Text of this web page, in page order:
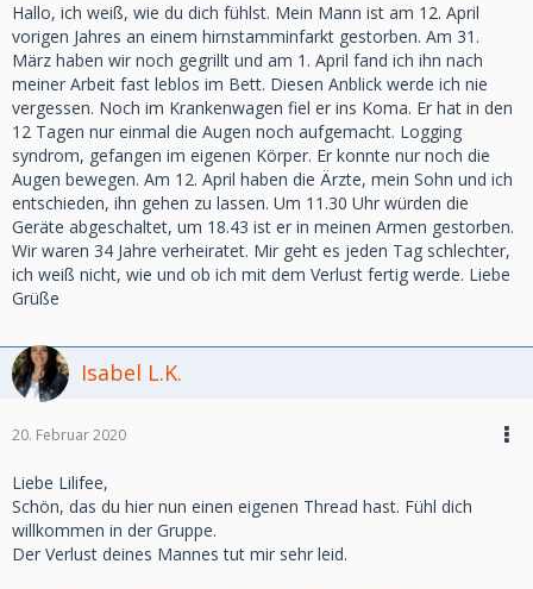
Hallo, ich weiß, wie du dich fühlst. Mein Mann ist am 12. April
vorigen Jahres an einem hirnstamminfarkt gestorben. Am 31.
März haben wir noch gegrillt und am 1. April fand ich ihn nach
meiner Arbeit fast leblos im Bett. Diesen Anblick werde ich nie
vergessen. Noch im Krankenwagen fiel er ins Koma. Er hat in den
12 Tagen nur einmal die Augen noch aufgemacht. Logging
syndrom, gefangen im eigenen Körper. Er konnte nur noch die
Augen bewegen. Am 12. April haben die Ärzte, mein Sohn und ich
entschieden, ihn gehen zu lassen. Um 11.30 Uhr würden die
Geräte abgeschaltet, um 18.43 ist er in meinen Armen gestorben.
Wir waren 34 Jahre verheiratet. Mir geht es jeden Tag schlechter,
ich weiß nicht, wie und ob ich mit dem Verlust fertig werde. Liebe
Grüße
Isabel L.K.
20. Februar 2020
Liebe Lilifee,
Schön, das du hier nun einen eigenen Thread hast. Fühl dich
willkommen in der Gruppe.
Der Verlust deines Mannes tut mir sehr leid.